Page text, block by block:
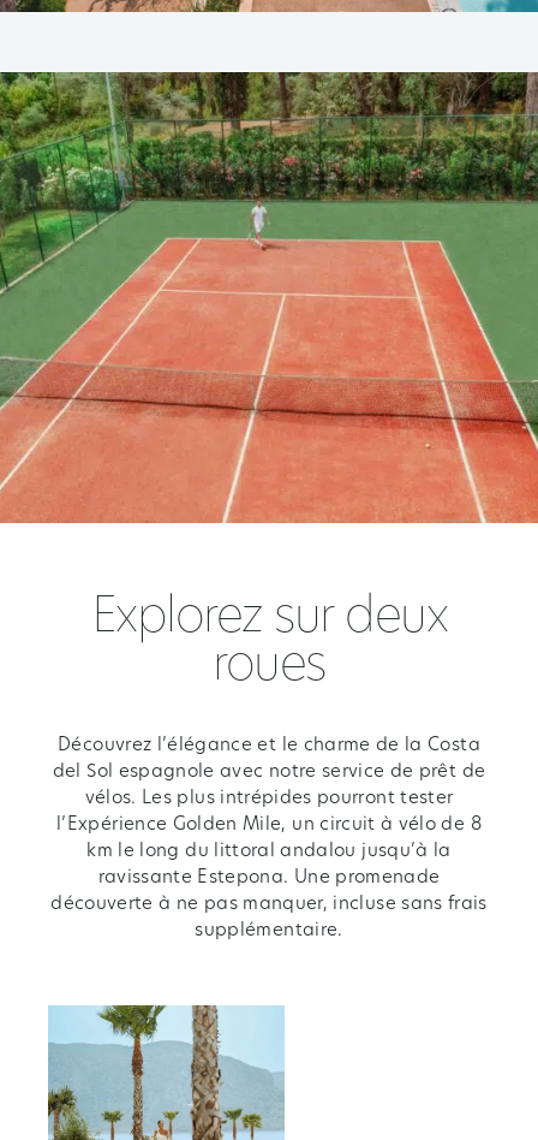
Explorez sur deux
roues
Découvrez l’élégance et le charme de la Costa
del Sol espagnole avec notre service de prêt de
vélos. Les plus intrépides pourront tester
l’Expérience Golden Mile, un circuit à vélo de 8
km le long du littoral andalou jusqu’à la
ravissante Estepona. Une promenade
découverte à ne pas manquer, incluse sans frais
supplémentaire.